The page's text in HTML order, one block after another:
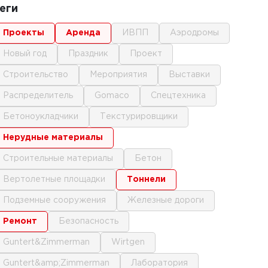
проекты аренда ИВПП аэродромы
новый год праздник проект
строительство мероприятия выставки
распределитель gomaco спецтехника
бетоноукладчики текстурировщики
нерудные материалы
строительные материалы бетон
вертолетные площадки тоннели
подземные сооружения железные дороги
ремонт безопасность
Guntert&Zimmerman Wirtgen
Guntert&amp;Zimmerman лаборатория